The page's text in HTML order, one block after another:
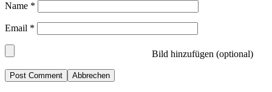
Name *
Email *
Bild hinzufügen (optional)
Abbrechen